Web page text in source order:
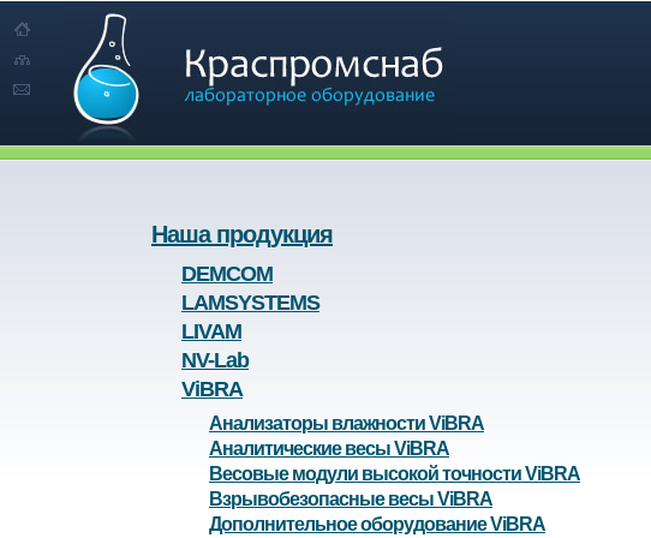
Наша продукция
DEMCOM
LAMSYSTEMS
LIVAM
NV-Lab
ViBRA
Анализаторы влажности ViBRA
Аналитические весы ViBRA
Весовые модули высокой точности ViBRA
Взрывобезопасные весы ViBRA
Дополнительное оборудование ViBRA